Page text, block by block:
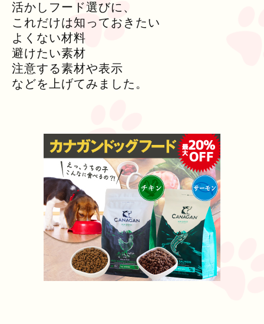
活かしフード選びに、
これだけは知っておきたい
よくない材料
避けたい素材
注意する素材や表示
などを上げてみました。